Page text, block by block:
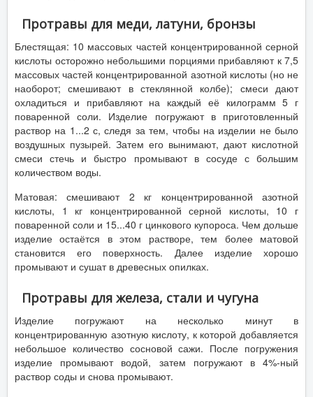
Протравы для меди, латуни, бронзы
Блестящая: 10 массовых частей концентрированной серной
кислоты осторожно небольшими порциями прибавляют к 7,5
массовых частей концентрированной азотной кислоты (но не
наоборот; смешивают в стеклянной колбе); смеси дают
охладиться и прибавляют на каждый её килограмм 5 г
поваренной соли. Изделие погружают в приготовленный
раствор на 1...2 с, следя за тем, чтобы на изделии не было
воздушных пузырей. Затем его вынимают, дают кислотной
смеси стечь и быстро промывают в сосуде с большим
количеством воды.
Матовая: смешивают 2 кг концентрированной азотной
кислоты, 1 кг концентрированной серной кислоты, 10 г
поваренной соли и 15...40 г цинкового купороса. Чем дольше
изделие остаётся в этом растворе, тем более матовой
становится его поверхность. Далее изделие хорошо
промывают и сушат в древесных опилках.
Протравы для железа, стали и чугуна
Изделие погружают на несколько минут в
концентрированную азотную кислоту, к которой добавляется
небольшое количество сосновой сажи. После погружения
изделие промывают водой, затем погружают в 4%-ный
раствор соды и снова промывают.